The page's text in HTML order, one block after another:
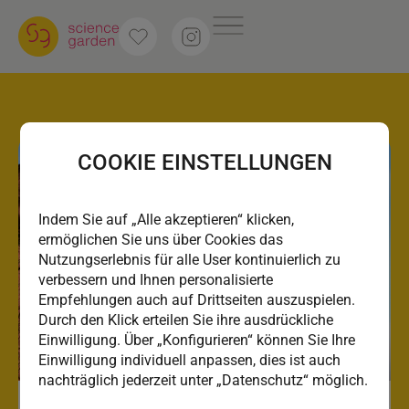
COOKIE EINSTELLUNGEN
Indem Sie auf „Alle akzeptieren“ klicken,
ermöglichen Sie uns über Cookies das
Nutzungserlebnis für alle User kontinuierlich zu
verbessern und Ihnen personalisierte
Empfehlungen auch auf Drittseiten auszuspielen.
Durch den Klick erteilen Sie ihre ausdrückliche
Einwilligung. Über „Konfigurieren“ können Sie Ihre
Einwilligung individuell anpassen, dies ist auch
nachträglich jederzeit unter „Datenschutz“ möglich.